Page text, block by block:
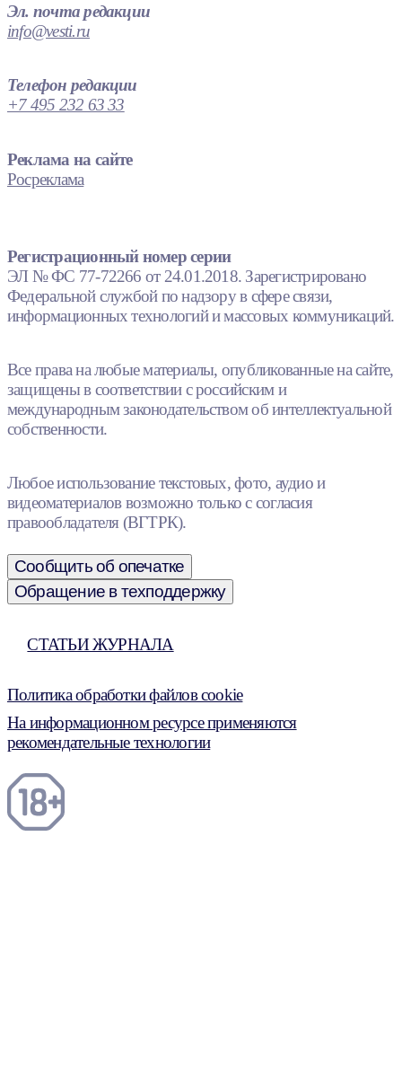
Эл. почта редакции
info@vesti.ru
Телефон редакции
+7 495 232 63 33
Реклама на сайте
Росреклама
Регистрационный номер серии
ЭЛ № ФС 77-72266 от 24.01.2018. Зарегистрировано
Федеральной службой по надзору в сфере связи,
информационных технологий и массовых коммуникаций.
Все права на любые материалы, опубликованные на сайте,
защищены в соответствии с российским и
международным законодательством об интеллектуальной
собственности.
Любое использование текстовых, фото, аудио и
видеоматериалов возможно только с согласия
правообладателя (ВГТРК).
Сообщить об опечатке
Обращение в техподдержку
СТАТЬИ ЖУРНАЛА
Политика обработки файлов cookie
На информационном ресурсе применяются
рекомендательные технологии